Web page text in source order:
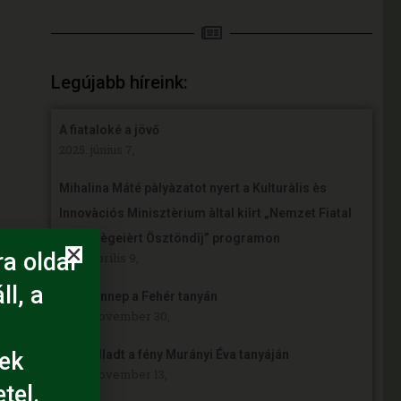
Legújabb híreink:
A fiataloké a jövő
Mihalina Máté pàlyàzatot nyert a Kulturàlis ès
Innovàciós Minisztèrium àltal kiîrt „Nemzet Fiatal
Tehetsègeièrt Ösztöndîj” programon
2025. április 9,
Örömünnep a Fehér tanyán
Felgyulladt a fény Murányi Éva tanyáján
oldal
a